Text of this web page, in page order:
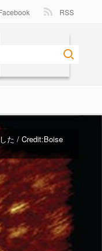
RSS
た / Credit:Boise